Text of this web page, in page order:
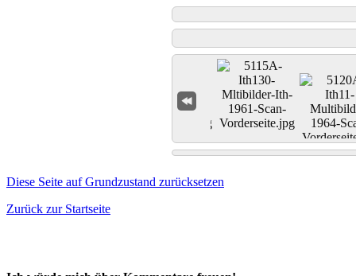
Diese Seite auf Grundzustand zurücksetzen
Zurück zur Startseite